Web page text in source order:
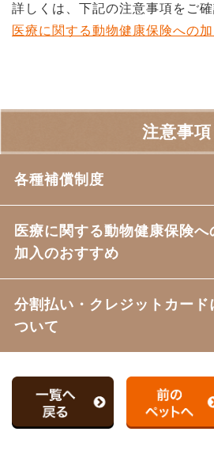
詳しくは、下記の注意事項をご確
医療に関する動物健康保険への
注意事項
各種補償制度
医療に関する動物健康保険へ
加入のおすすめ
分割払い・クレジットカード
ついて